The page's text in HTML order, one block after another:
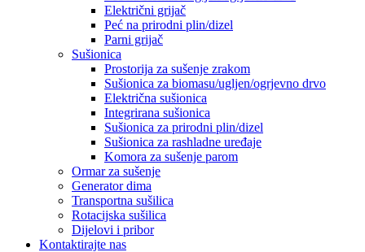
Električni grijač
Peć na prirodni plin/dizel
Parni grijač
Sušionica
Prostorija za sušenje zrakom
Sušionica za biomasu/ugljen/ogrjevno drvo
Električna sušionica
Integrirana sušionica
Sušionica za prirodni plin/dizel
Sušionica za rashladne uređaje
Komora za sušenje parom
Ormar za sušenje
Generator dima
Transportna sušilica
Rotacijska sušilica
Dijelovi i pribor
Kontaktirajte nas